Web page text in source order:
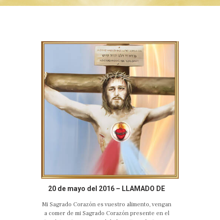
20 de mayo del 2016 – LLAMADO DE
CORAZÓN EUCARÍSTICO DE JESÚS
Mi Sagrado Corazón es vuestro alimento, vengan
a comer de mi Sagrado Corazón presente en el